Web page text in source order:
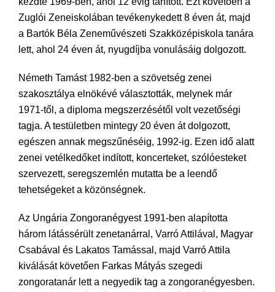
Zuglói Zeneiskolában tevékenykedett 8 éven át, majd
a Bartók Béla Zeneművészeti Szakközépiskola tanára
lett, ahol 24 éven át, nyugdíjba vonulásáig dolgozott.
Németh Tamást 1982-ben a szövetség zenei
szakosztálya elnökévé választották, melynek már
1971-től, a diploma megszerzésétől volt vezetőségi
tagja. A testületben mintegy 20 éven át dolgozott,
egészen annak megszűnéséig, 1992-ig. Ezen idő alatt
zenei vetélkedőket indított, koncerteket, szólóesteket
szervezett, seregszemlén mutatta be a leendő
tehetségeket a közönségnek.
Az Ungária Zongoranégyest 1991-ben alapította
három látássérült zenetanárral, Varró Attilával, Magyar
Csabával és Lakatos Tamással, majd Varró Attila
kiválását követően Farkas Mátyás szegedi
zongoratanár lett a negyedik tag a zongoranégyesben.